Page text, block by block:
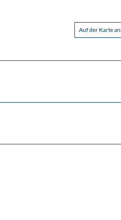
Auf der Karte